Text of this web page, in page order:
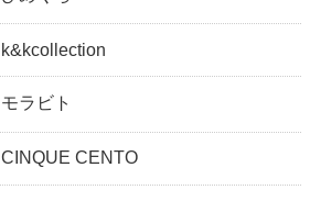
k&kcollection
モラビト
CINQUE CENTO